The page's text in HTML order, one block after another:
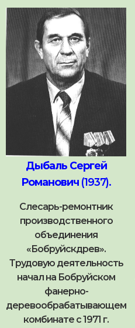
Дыбаль Сергей
Романович (1937).
Слесарь-ремонтник
производственного
объединения
«Бобруйскдрев».
Трудовую деятельность
начал на Бобруйском
фанерно-
деревообрабатывающем
комбинате с 1971 г.